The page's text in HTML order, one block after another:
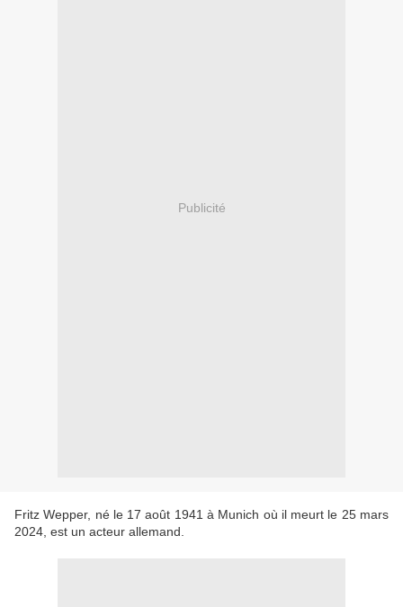
Publicité
Fritz Wepper, né le 17 août 1941 à Munich où il meurt le 25 mars
2024, est un acteur allemand.